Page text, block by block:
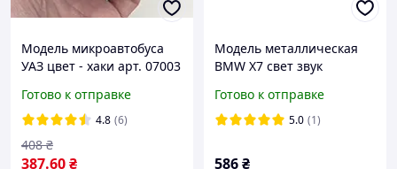
Модель микроавтобуса
УАЗ цвет - хаки арт. 07003
Готово к отправке
4.8 (6)
387.60₴
408 ₴
Модель металлическая
BMW X7 свет звук
все двери 01120
Готово к отправке
5.0 (1)
586₴